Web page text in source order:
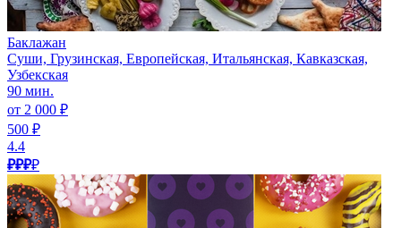
Баклажан
Суши, Грузинская, Европейская, Итальянская, Кавказская,
Узбекская
90 мин.
от 2 000 ₽
500 ₽
4.4
₽₽₽₽